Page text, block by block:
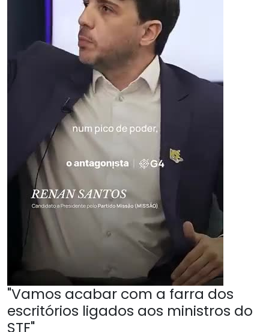
"Vamos acabar com a farra dos
escritórios ligados aos ministros do
STF"